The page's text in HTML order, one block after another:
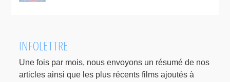
INFOLETTRE
Une fois par mois, nous envoyons un résumé de nos
articles ainsi que les plus récents films ajoutés à